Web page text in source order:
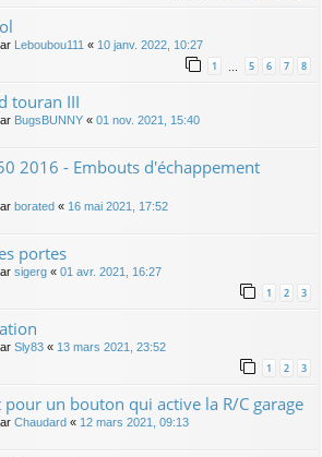
Leboubou111 « 10 janv. 2022, 10:27
1 … 5 6 7 8
touran III
BugsBUNNY « 01 nov. 2021, 15:40
2016 - Embouts d'échappement
borated « 16 mai 2021, 17:52
portes
sigerg « 01 avr. 2021, 16:27
1 2 3
Sly83 « 13 mars 2021, 23:52
1 2 3
un bouton qui active la R/C garage
Chaudard « 12 mars 2021, 09:13